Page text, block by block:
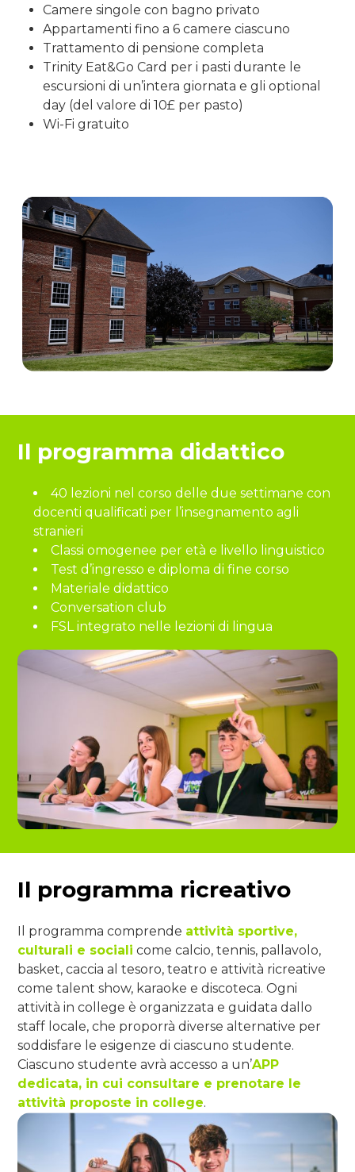
Camere singole con bagno privato
Appartamenti fino a 6 camere ciascuno
Trattamento di pensione completa
Trinity Eat&Go Card per i pasti durante le
escursioni di un’intera giornata e gli optional
day (del valore di 10£ per pasto)
Wi-Fi gratuito
Il programma didattico
40 lezioni nel corso delle due settimane con
docenti qualificati per l’insegnamento agli
stranieri
Classi omogenee per età e livello linguistico
Test d’ingresso e diploma di fine corso
Materiale didattico
Conversation club
FSL integrato nelle lezioni di lingua
Il programma ricreativo
Il programma comprende attività sportive,
culturali e sociali come calcio, tennis, pallavolo,
basket, caccia al tesoro, teatro e attività ricreative
come talent show, karaoke e discoteca. Ogni
attività in college è organizzata e guidata dallo
staff locale, che proporrà diverse alternative per
soddisfare le esigenze di ciascuno studente.
Ciascuno studente avrà accesso a un’APP
dedicata, in cui consultare e prenotare le
attività proposte in college.